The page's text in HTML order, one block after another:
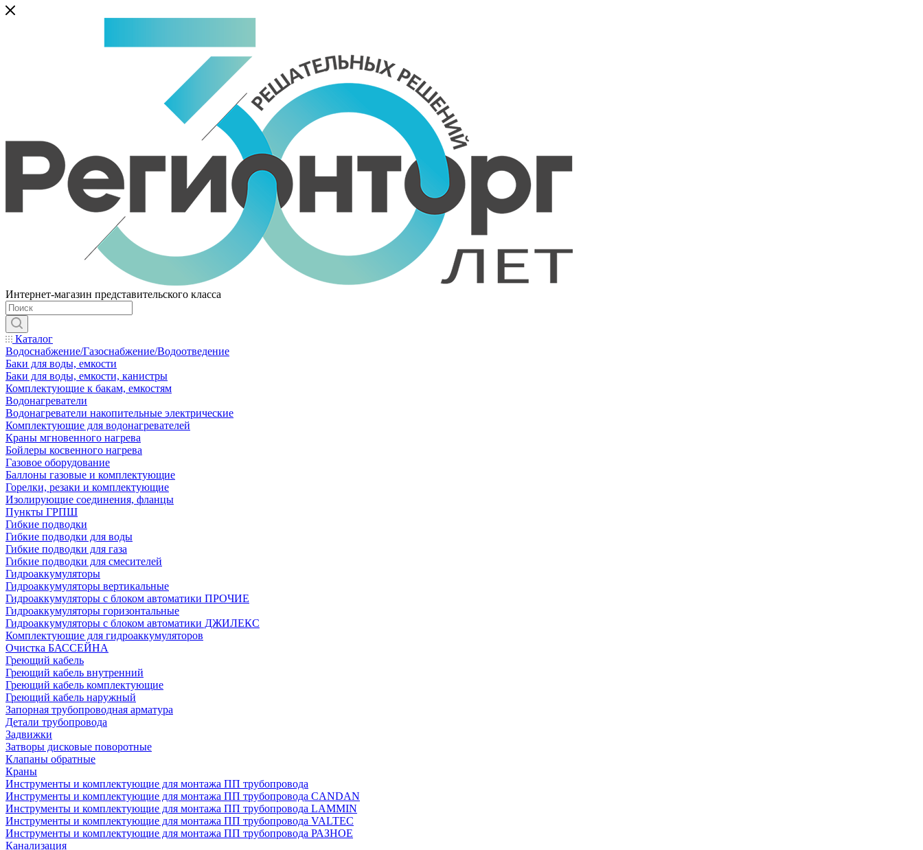
Интернет-магазин представительского класса
Каталог
Водоснабжение/Газоснабжение/Водоотведение
Баки для воды, емкости
Баки для воды, емкости, канистры
Комплектующие к бакам, емкостям
Водонагреватели
Водонагреватели накопительные электрические
Комплектующие для водонагревателей
Краны мгновенного нагрева
Бойлеры косвенного нагрева
Газовое оборудование
Баллоны газовые и комплектующие
Горелки, резаки и комплектующие
Изолирующие соединения, фланцы
Пункты ГРПШ
Гибкие подводки
Гибкие подводки для воды
Гибкие подводки для газа
Гибкие подводки для смесителей
Гидроаккумуляторы
Гидроаккумуляторы вертикальные
Гидроаккумуляторы с блоком автоматики ПРОЧИЕ
Гидроаккумуляторы горизонтальные
Гидроаккумуляторы с блоком автоматики ДЖИЛЕКС
Комплектующие для гидроаккумуляторов
Очистка БАССЕЙНА
Греющий кабель
Греющий кабель внутренний
Греющий кабель комплектующие
Греющий кабель наружный
Запорная трубопроводная арматура
Детали трубопровода
Задвижки
Затворы дисковые поворотные
Клапаны обратные
Краны
Инструменты и комплектующие для монтажа ПП трубопровода
Инструменты и комплектующие для монтажа ПП трубопровода CANDAN
Инструменты и комплектующие для монтажа ПП трубопровода LAMMIN
Инструменты и комплектующие для монтажа ПП трубопровода VALTEC
Инструменты и комплектующие для монтажа ПП трубопровода РАЗНОЕ
Канализация